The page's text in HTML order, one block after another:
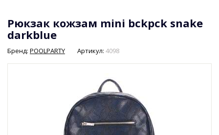
Рюкзак кожзам mini bckpck snake
darkblue
Бренд: POOLPARTY Артикул: 4098